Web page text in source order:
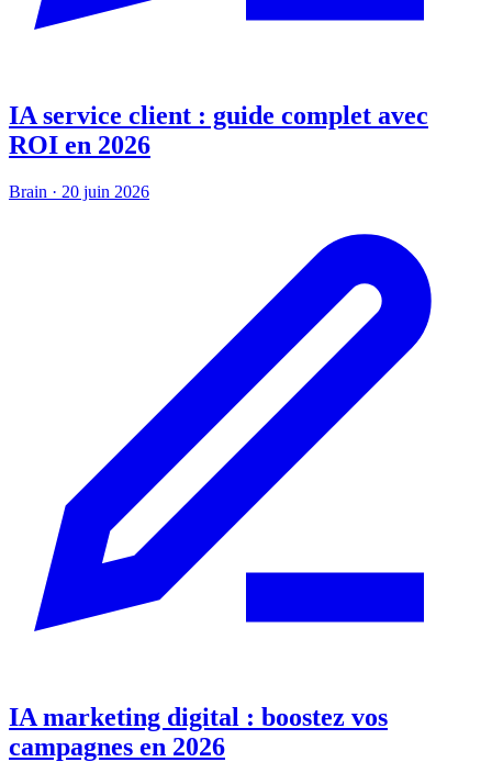
IA service client : guide complet avec
ROI en 2026
Brain · 20 juin 2026
IA marketing digital : boostez vos
campagnes en 2026